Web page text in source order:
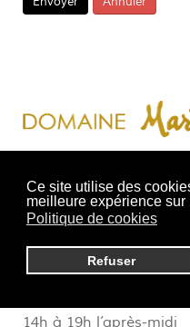
Ce site utilise des
meilleure expérience sur
Politique de cookies
Refuser
44190 Gorges
Horaires d’ouverture :
la cave est ouverte, si
Du Lundi au Vendredi
14h à 19h l’après-midi